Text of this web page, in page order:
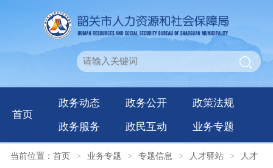
首页
政务动态 政务公开 政策法规
政务服务 政民互动 业务专题
当前位置： 首页 > 业务专题 > 专题信息 > 人才驿站 > 人才